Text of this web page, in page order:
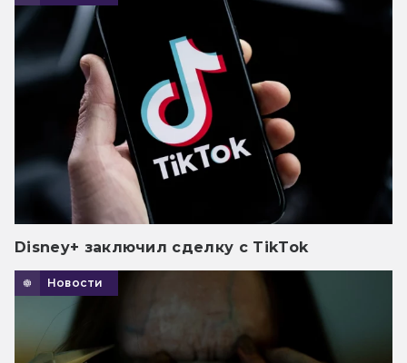
Disney+ заключил сделку с TikTok
Новости